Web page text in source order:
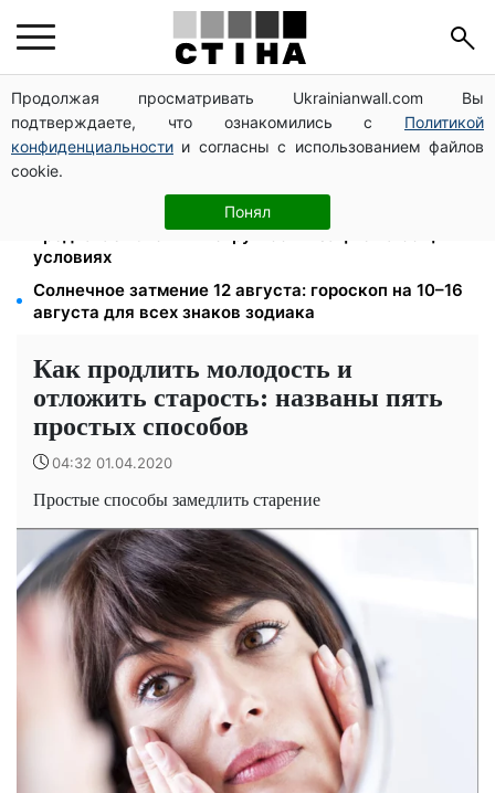
Продолжая просматривать Ukrainianwall.com Вы
подтверждаете, что ознакомились с Политикой
конфиденциальности и согласны с использованием файлов
cookie.
Понял
Тариф 2,64 грн за киловатт с 1 октября: владельцы
электроотопления будут платить на 39% меньше
Среда 12 августа — самый опасный день недели:
что можно и нельзя делать с 10 по 16 августа
Федоров уволен и без бронирования: Камельчук
предлагает экс-министру мобилизацию на общих
условиях
Солнечное затмение 12 августа: гороскоп на 10–16
августа для всех знаков зодиака
Как продлить молодость и
отложить старость: названы пять
простых способов
04:32 01.04.2020
Простые способы замедлить старение